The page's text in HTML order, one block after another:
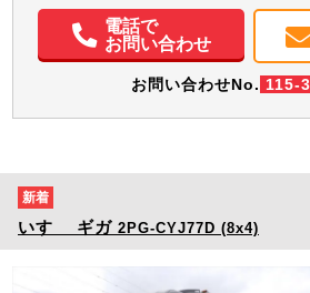
電動格納ミラー
ETC バックモニター 取扱説明書
電話で
お問い合わせ
お問い合わせNo. 115-
新着
いすゞ ギガ 2PG-CYJ77D (8x4)